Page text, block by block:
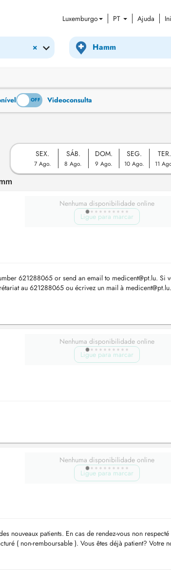
Luxemburgo PT Ajuda
×
ON OFF Videoconsulta
SEX.
7 Ago.
SÁB.
8 Ago.
DOM.
9 Ago.
SEG.
10 Ago.
TER.
11
Nenhuma disponibilidade online
Ligue para marcar
621288065 or send an email to medicent@pt.lu. Si
au 621288065 ou écrivez un mail à medicent@pt.lu
Nenhuma disponibilidade online
Ligue para marcar
Nenhuma disponibilidade online
Ligue para marcar
nouveaux patients. En cas de rendez-vous non
( non-remboursable ). Vous êtes déjà patient? Votre